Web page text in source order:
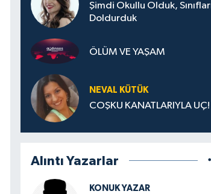
Şimdi Okullu Olduk,
Doldurduk
ÖLÜM VE YAŞAM
NEVAL KÜTÜK
COŞKU KANATLARIYLA UÇ!
Alıntı Yazarlar
KONUK YAZAR